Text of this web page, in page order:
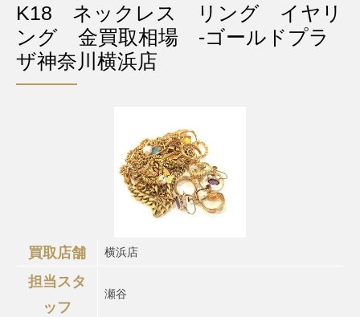
K18 ネックレス リング イヤリ
ング 金買取相場 -ゴールドプラ
ザ神奈川横浜店
買取店舗 横浜店
担当スタ
ッフ
瀬谷